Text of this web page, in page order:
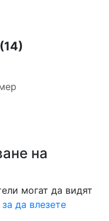
(14)
на
могат да видят
да влезете